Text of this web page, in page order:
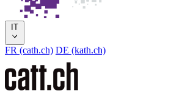
IT
FR (cath.ch) DE (kath.ch)